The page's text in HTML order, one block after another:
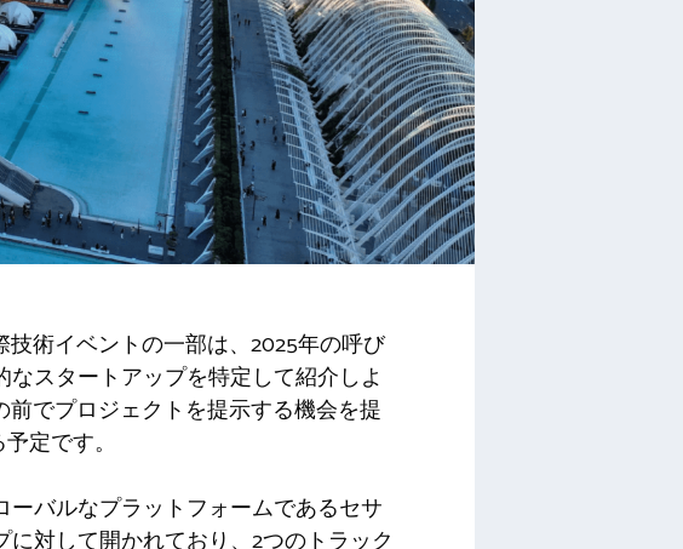
術イベントの一部は、2025年の呼び
スタートアップを特定して紹介しよ
でプロジェクトを提示する機会を提
定です。
バルなプラットフォームであるセサ